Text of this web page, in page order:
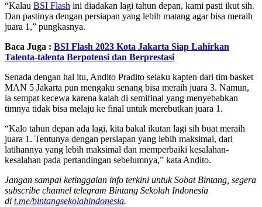
“Kalau BSI Flash ini diadakan lagi tahun depan, kami pasti ikut sih.
Dan pastinya dengan persiapan yang lebih matang agar bisa meraih
juara 1,” pungkasnya.
Baca Juga : BSI Flash 2023 Kota Jakarta Siap Lahirkan
Talenta-talenta Berpotensi dan Berprestasi
Senada dengan hal itu, Andito Pradito selaku kapten dari tim basket
MAN 5 Jakarta pun mengaku senang bisa meraih juara 3. Namun,
ia sempat kecewa karena kalah di semifinal yang menyebabkan
timnya tidak bisa melaju ke final untuk merebutkan juara 1.
“Kalo tahun depan ada lagi, kita bakal ikutan lagi sih buat meraih
juara 1. Tentunya dengan persiapan yang lebih maksimal, dari
latihannya yang lebih maksimal dan memperbaiki kesalahan-
kesalahan pada pertandingan sebelumnya,” kata Andito.
Jangan sampai ketinggalan info terkini untuk Sobat Bintang, segera
subscribe channel telegram Bintang Sekolah Indonesia
di t.me/bintangsekolahindonesia.